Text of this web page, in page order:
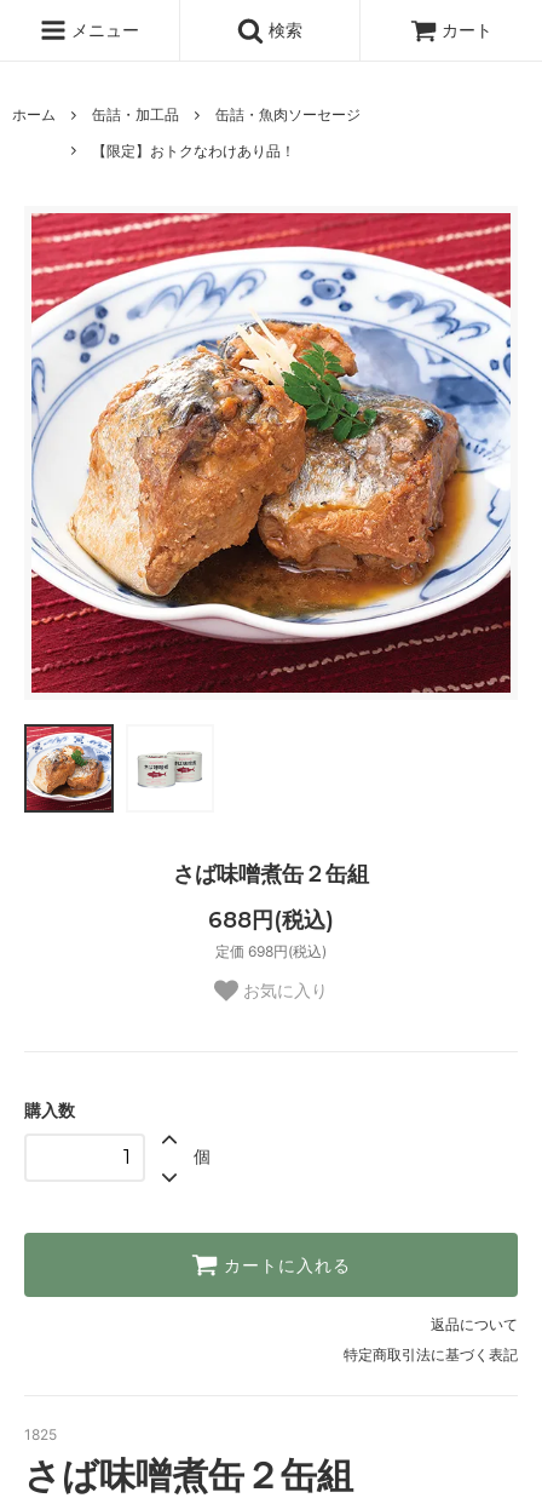
メニュー 検索 カート
ホーム 缶詰・加工品
缶詰・魚肉ソーセージ
【限定】おトクなわけあり品！
さば味噌煮缶２缶組
688円(税込)
定価 698円(税込)
お気に入り
購入数
個
カートに入れる
返品について
特定商取引法に基づく表記
1825
さば味噌煮缶２缶組